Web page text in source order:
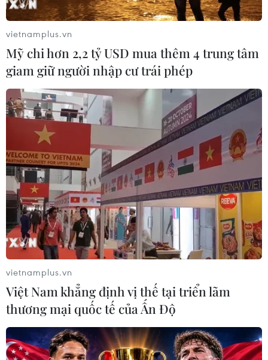
ung thư là những người có nguy cơ mắc bệnh
nặng và phải nhập viện./.
(Vietnam+)
#Cúm mùa
#Tiêm phòng cúm
Theo dõi VietnamPlus
vietnamplus.vn
Mỹ chi hơn 2,2 tỷ USD mua thêm 4 trung tâm
giam giữ người nhập cư trái phép
vietnamplus.vn
Việt Nam khẳng định vị thế tại triển lãm
thương mại quốc tế của Ấn Độ